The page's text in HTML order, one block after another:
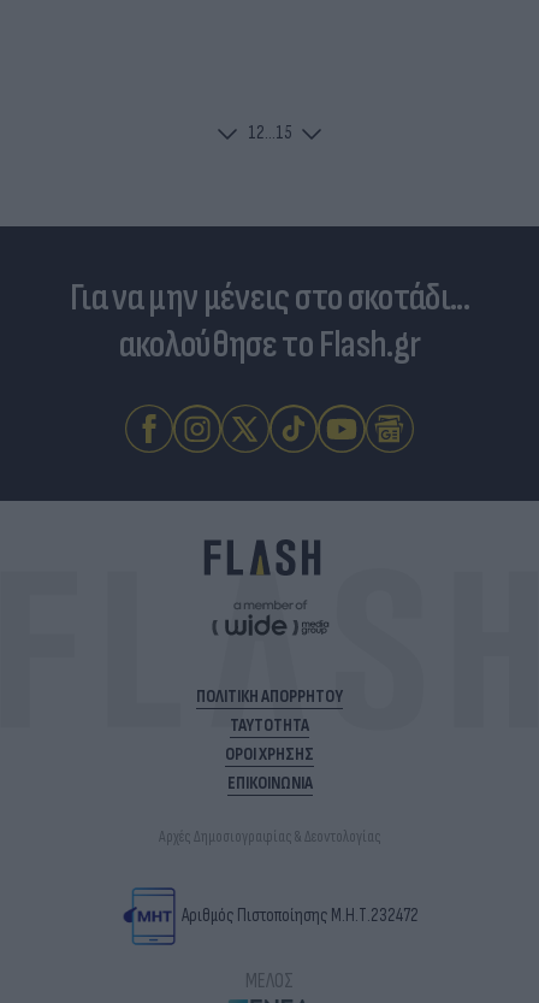
12...15
Για να μην μένεις στο σκοτάδι...
ακολούθησε το Flash.gr
ΠΟΛΙΤΙΚΗ ΑΠΟΡΡΗΤΟΥ
ΤΑΥΤΟΤΗΤΑ
ΟΡΟΙ ΧΡΗΣΗΣ
ΕΠΙΚΟΙΝΩΝΙΑ
Αρχές Δημοσιογραφίας & Δεοντολογίας
Αριθμός Πιστοποίησης Μ.Η.Τ.232472
ΜΕΛΟΣ